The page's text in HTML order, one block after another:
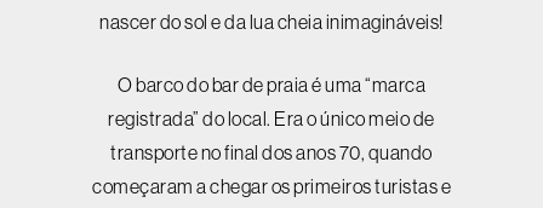
nascer do sol e da lua cheia inimagináveis!
O barco do bar de praia é uma “marca
registrada” do local. Era o único meio de
transporte no final dos anos 70, quando
começaram a chegar os primeiros turistas e